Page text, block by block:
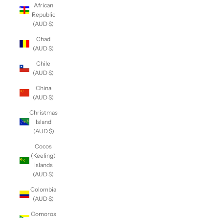
African
Republic
(AUD $)
Chad
(AUD $)
Chile
(AUD $)
China
(AUD $)
Christmas
Island
(AUD $)
Cocos
(Keeling)
Islands
(AUD $)
Colombia
(AUD $)
Comoros